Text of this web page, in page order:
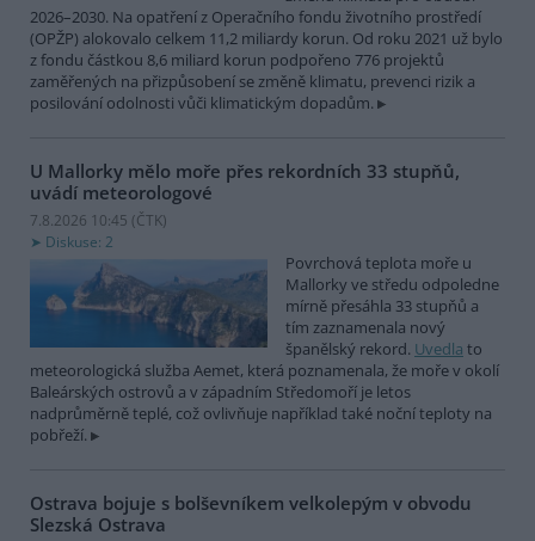
2026–2030. Na opatření z Operačního fondu životního prostředí
(OPŽP) alokovalo celkem 11,2 miliardy korun. Od roku 2021 už bylo
z fondu částkou 8,6 miliard korun podpořeno 776 projektů
zaměřených na přizpůsobení se změně klimatu, prevenci rizik a
posilování odolnosti vůči klimatickým dopadům.
U Mallorky mělo moře přes rekordních 33 stupňů,
uvádí meteorologové
7.8.2026 10:45 (ČTK)
Diskuse: 2
Povrchová teplota moře u
Mallorky ve středu odpoledne
mírně přesáhla 33 stupňů a
tím zaznamenala nový
španělský rekord. Uvedla to
meteorologická služba Aemet, která poznamenala, že moře v okolí
Baleárských ostrovů a v západním Středomoří je letos
nadprůměrně teplé, což ovlivňuje například také noční teploty na
pobřeží.
Ostrava bojuje s bolševníkem velkolepým v obvodu
Slezská Ostrava